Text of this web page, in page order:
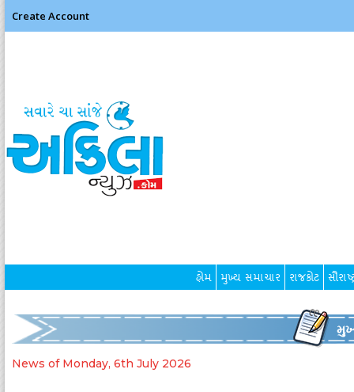
Create Account
હોમ મુખ્ય સમાચાર રાજકોટ
News of Monday, 6th July 2026